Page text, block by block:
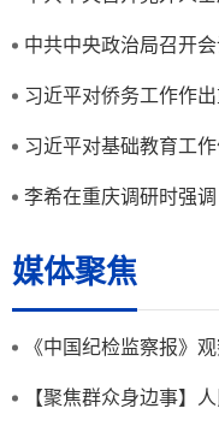
习近平对侨务工作作
习近平对基础教育工
媒体聚焦